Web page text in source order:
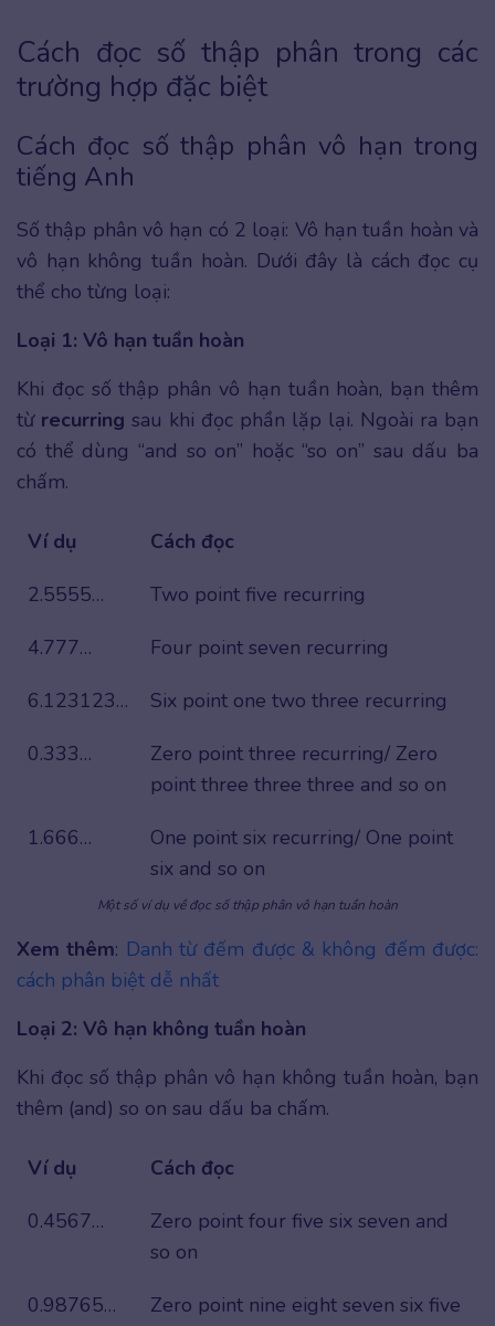
Cách đọc số thập phân trong các
trường hợp đặc biệt
Cách đọc số thập phân vô hạn trong
tiếng Anh
Số thập phân vô hạn có 2 loại: Vô hạn tuần hoàn và
vô hạn không tuần hoàn. Dưới đây là cách đọc cụ
thể cho từng loại:
Loại 1: Vô hạn tuần hoàn
Khi đọc số thập phân vô hạn tuần hoàn, bạn thêm
từ recurring sau khi đọc phần lặp lại. Ngoài ra bạn
có thể dùng “and so on” hoặc “so on” sau dấu ba
chấm.
Ví dụ
Cách đọc
2.5555…
Two point five recurring
4.777…
Four point seven recurring
6.123123…
Six point one two three recurring
0.333…
Zero point three recurring/ Zero
point three three three and so on
1.666…
One point six recurring/ One point
six and so on
Một số ví dụ về đọc số thập phân vô hạn tuần hoàn
Xem thêm: Danh từ đếm được & không đếm được:
cách phân biệt dễ nhất
Loại 2: Vô hạn không tuần hoàn
Khi đọc số thập phân vô hạn không tuần hoàn, bạn
thêm (and) so on sau dấu ba chấm.
Ví dụ
Cách đọc
0.4567…
Zero point four five six seven and
so on
0.98765…
Zero point nine eight seven six five